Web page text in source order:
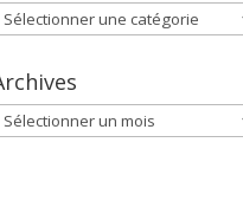
Catégories
Archives